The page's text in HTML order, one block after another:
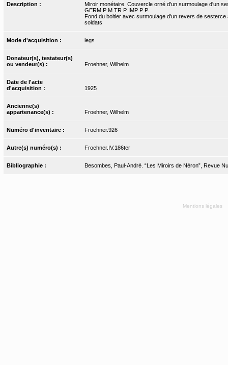
Description :
Miroir monétaire. Couvercle orné d'un surmoulage d'un
GERM P M TR P IMP P P.
Fond du boitier avec surmoulage d'un revers de
soldats
Mode d'acquisition : legs
Donateur(s), testateur(s)
ou vendeur(s) :
Froehner, Wilhelm
Date de l'acte
d'acquisition :
1925
Ancienne(s)
appartenance(s) :
Froehner, Wilhelm
Numéro d'inventaire : Froehner.926
Autre(s) numéro(s) : Froehner.IV.186ter
Bibliographie : Besombes, Paul-André. “Les Miroirs de Néron”, Revue
Mentions légales